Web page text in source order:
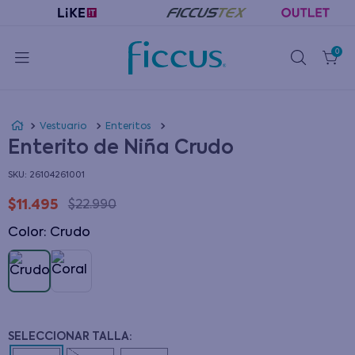
0
Vestuario Enteritos
Enterito de Niña Crudo
: 26104261001
$11 .495 $22.990
Color: crudo